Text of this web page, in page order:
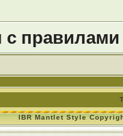
с
IBR Mantlet Style